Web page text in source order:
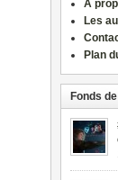
À
Les
Plan
Fonds